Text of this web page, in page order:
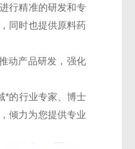
行精准的研发和专
同时也提供原料药
动产品研发，强化
*的行业专家、博士
倾力为您提供专业